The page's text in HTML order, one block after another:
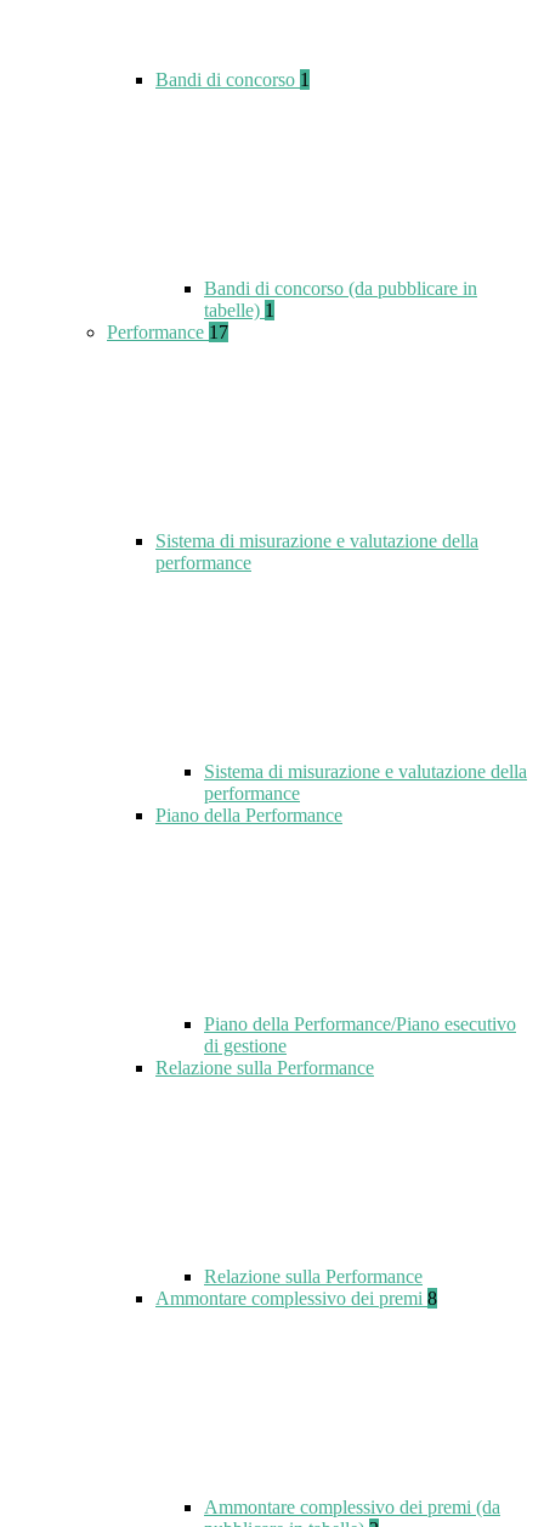
Bandi di concorso 1
Bandi di concorso (da pubblicare in
tabelle) 1
Performance 17
Sistema di misurazione e valutazione della
performance
Sistema di misurazione e valutazione della
performance
Piano della Performance
Piano della Performance/Piano esecutivo
di gestione
Relazione sulla Performance
Relazione sulla Performance
Ammontare complessivo dei premi 8
Ammontare complessivo dei premi (da